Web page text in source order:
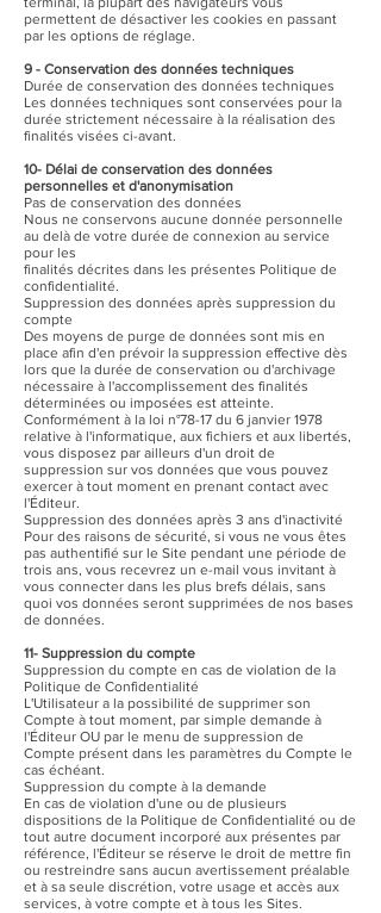
permettent de désactiver les cookies en passant
par les options de réglage.
9 - Conservation des données techniques
Durée de conservation des données techniques
Les données techniques sont conservées pour la
durée strictement nécessaire à la réalisation des
finalités visées ci-avant.
10- Délai de conservation des données
personnelles et d'anonymisation
Pas de conservation des données
Nous ne conservons aucune donnée personnelle
au delà de votre durée de connexion au service
pour les
finalités décrites dans les présentes Politique de
confidentialité.
Suppression des données après suppression du
compte
Des moyens de purge de données sont mis en
place afin d'en prévoir la suppression effective dès
lors que la durée de conservation ou d'archivage
nécessaire à l'accomplissement des finalités
déterminées ou imposées est atteinte.
Conformément à la loi n°78-17 du 6 janvier 1978
relative à l'informatique, aux fichiers et aux libertés,
vous disposez par ailleurs d'un droit de
suppression sur vos données que vous pouvez
exercer à tout moment en prenant contact avec
l'Éditeur.
Suppression des données après 3 ans d'inactivité
Pour des raisons de sécurité, si vous ne vous êtes
pas authentifié sur le Site pendant une période de
trois ans, vous recevrez un e-mail vous invitant à
vous connecter dans les plus brefs délais, sans
quoi vos données seront supprimées de nos bases
de données.
11- Suppression du compte
Suppression du compte en cas de violation de la
Politique de Confidentialité
L'Utilisateur a la possibilité de supprimer son
Compte à tout moment, par simple demande à
l'Éditeur OU par le menu de suppression de
Compte présent dans les paramètres du Compte le
cas échéant.
Suppression du compte à la demande
En cas de violation d'une ou de plusieurs
dispositions de la Politique de Confidentialité ou de
tout autre document incorporé aux présentes par
référence, l'Éditeur se réserve le droit de mettre fin
ou restreindre sans aucun avertissement préalable
et à sa seule discrétion, votre usage et accès aux
services, à votre compte et à tous les Sites.